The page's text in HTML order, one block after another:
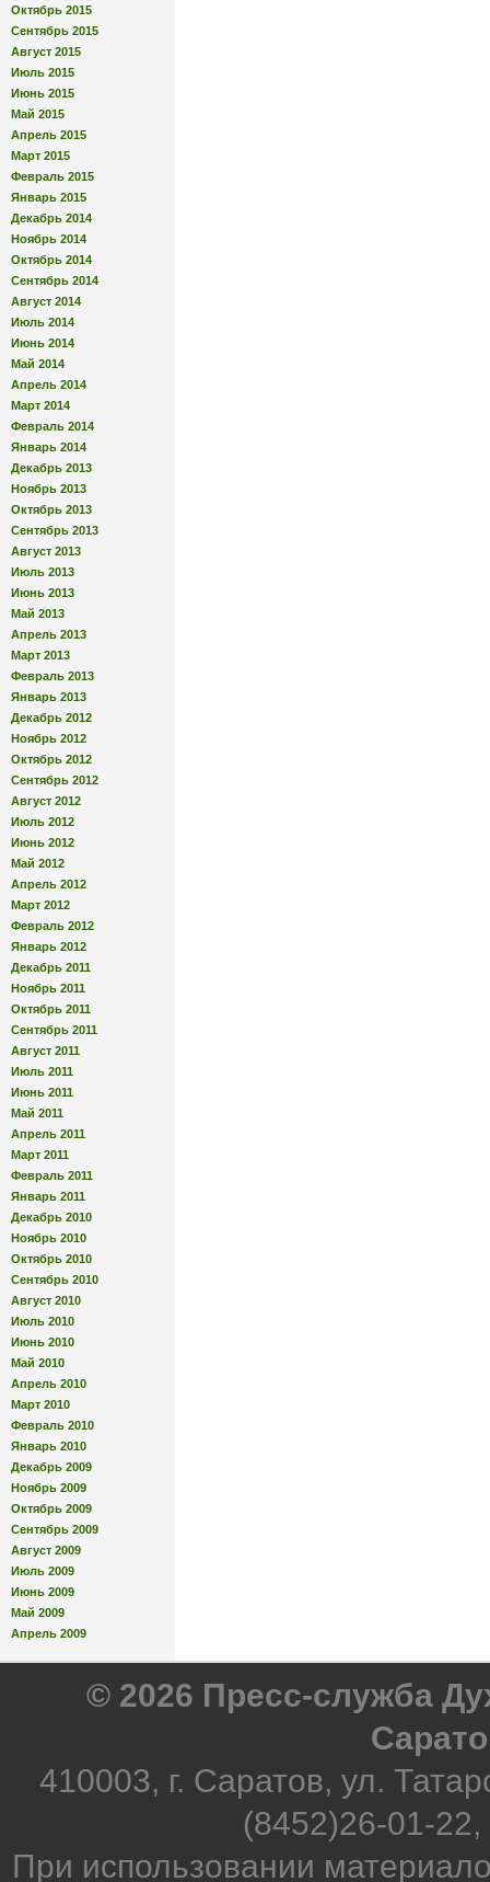
Октябрь 2015
Сентябрь 2015
Август 2015
Июль 2015
Июнь 2015
Май 2015
Апрель 2015
Март 2015
Февраль 2015
Январь 2015
Декабрь 2014
Ноябрь 2014
Октябрь 2014
Сентябрь 2014
Август 2014
Июль 2014
Июнь 2014
Май 2014
Апрель 2014
Март 2014
Февраль 2014
Январь 2014
Декабрь 2013
Ноябрь 2013
Октябрь 2013
Сентябрь 2013
Август 2013
Июль 2013
Июнь 2013
Май 2013
Апрель 2013
Март 2013
Февраль 2013
Январь 2013
Декабрь 2012
Ноябрь 2012
Октябрь 2012
Сентябрь 2012
Август 2012
Июль 2012
Июнь 2012
Май 2012
Апрель 2012
Март 2012
Февраль 2012
Январь 2012
Декабрь 2011
Ноябрь 2011
Октябрь 2011
Сентябрь 2011
Август 2011
Июль 2011
Июнь 2011
Май 2011
Апрель 2011
Март 2011
Февраль 2011
Январь 2011
Декабрь 2010
Ноябрь 2010
Октябрь 2010
Сентябрь 2010
Август 2010
Июль 2010
Июнь 2010
Май 2010
Апрель 2010
Март 2010
Февраль 2010
Январь 2010
Декабрь 2009
Ноябрь 2009
Октябрь 2009
Сентябрь 2009
Август 2009
Июль 2009
Июнь 2009
Май 2009
Апрель 2009
© 2026 Пресс-служба
410003, г. Саратов, ул.
(8452)26-01-
При использовании